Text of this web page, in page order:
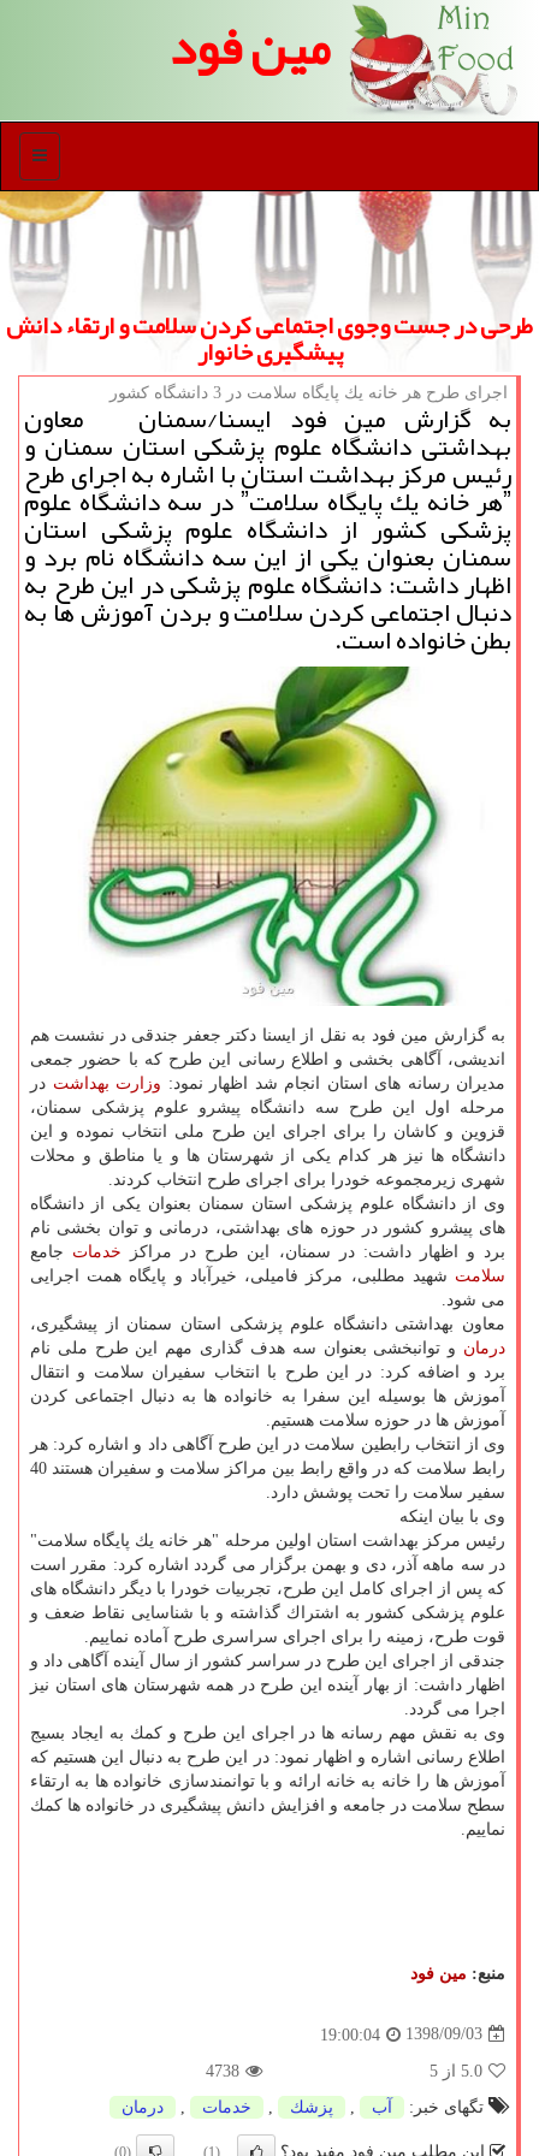
مین فود
منو
طرحی در جست وجوی اجتماعی كردن سلامت و ارتقاء دانش
پیشگیری خانوار
اجرای طرح هر خانه یك پایگاه سلامت در 3 دانشگاه كشور
به گزارش مین فود ایسنا/سمنان معاون
بهداشتی دانشگاه علوم پزشكی استان سمنان و
رئیس مركز بهداشت استان با اشاره به اجرای طرح
ˮهر خانه یك پایگاه سلامتˮ در سه دانشگاه علوم
پزشكی كشور از دانشگاه علوم پزشكی استان
سمنان بعنوان یكی از این سه دانشگاه نام برد و
اظهار داشت: دانشگاه علوم پزشكی در این طرح به
دنبال اجتماعی كردن سلامت و بردن آموزش ها به
بطن خانواده است.
به گزارش مین فود به نقل از ایسنا دكتر جعفر جندقی در نشست هم
اندیشی، آگاهی بخشی و اطلاع رسانی این طرح كه با حضور جمعی
مدیران رسانه های استان انجام شد اظهار نمود: وزارت بهداشت در
مرحله اول این طرح سه دانشگاه پیشرو علوم پزشكی سمنان،
قزوین و كاشان را برای اجرای این طرح ملی انتخاب نموده و این
دانشگاه ها نیز هر كدام یكی از شهرستان ها و یا مناطق و محلات
شهری زیرمجموعه خودرا برای اجرای طرح انتخاب كردند.
وی از دانشگاه علوم پزشكی استان سمنان بعنوان یكی از دانشگاه
های پیشرو كشور در حوزه های بهداشتی، درمانی و توان بخشی نام
برد و اظهار داشت: در سمنان، این طرح در مراكز خدمات جامع
سلامت شهید مطلبی، مركز فامیلی، خیرآباد و پایگاه همت اجرایی
می شود.
معاون بهداشتی دانشگاه علوم پزشكی استان سمنان از پیشگیری،
درمان و توانبخشی بعنوان سه هدف گذاری مهم این طرح ملی نام
برد و اضافه كرد: در این طرح با انتخاب سفیران سلامت و انتقال
آموزش ها بوسیله این سفرا به خانواده ها به دنبال اجتماعی كردن
آموزش ها در حوزه سلامت هستیم.
وی از انتخاب رابطین سلامت در این طرح آگاهی داد و اشاره كرد: هر
رابط سلامت كه در واقع رابط بین مراكز سلامت و سفیران هستند 40
سفیر سلامت را تحت پوشش دارد.
وی با بیان اینكه
رئیس مركز بهداشت استان اولین مرحله "هر خانه یك پایگاه سلامت"
در سه ماهه آذر، دی و بهمن برگزار می گردد اشاره كرد: مقرر است
كه پس از اجرای كامل این طرح، تجربیات خودرا با دیگر دانشگاه های
علوم پزشكی كشور به اشتراك گذاشته و با شناسایی نقاط ضعف و
قوت طرح، زمینه را برای اجرای سراسری طرح آماده نماییم.
جندقی از اجرای این طرح در سراسر كشور از سال آینده آگاهی داد و
اظهار داشت: از بهار آینده این طرح در همه شهرستان های استان نیز
اجرا می گردد.
وی به نقش مهم رسانه ها در اجرای این طرح و كمك به ایجاد بسیج
اطلاع رسانی اشاره و اظهار نمود: در این طرح به دنبال این هستیم كه
آموزش ها را خانه به خانه ارائه و با توانمندسازی خانواده ها به ارتقاء
سطح سلامت در جامعه و افزایش دانش پیشگیری در خانواده ها كمك
نماییم.
منبع: مین فود
1398/09/03
19:00:04
5.0 از 5
4738
تگهای خبر:
آب , پزشك , خدمات , درمان
این مطلب مین فود مفید بود؟